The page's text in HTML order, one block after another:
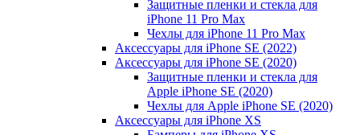
Защитные пленки и стекла для
iPhone 11 Pro Max
Чехлы для iPhone 11 Pro Max
Аксессуары для iPhone SE (2022)
Аксессуары для iPhone SE (2020)
Защитные пленки и стекла для
Apple iPhone SE (2020)
Чехлы для Apple iPhone SE (2020)
Аксессуары для iPhone ХS